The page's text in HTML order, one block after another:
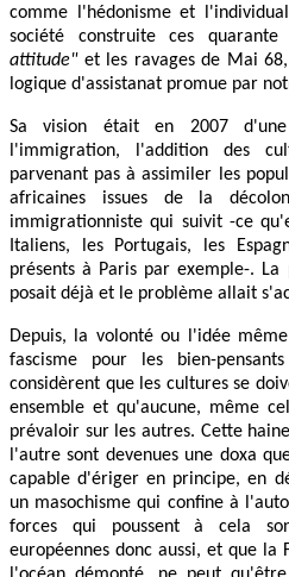
comme l'hédonisme et
société construite ces
attitude"et les ravages de Mai
logique d'assistanat promue par
Sa vision était en 2007 d'une
l'immigration, l'addition des
parvenant pas à assimiler les
africaines issues de la
immigrationniste qui suivit -ce
Italiens, les Portugais, les
présents à Paris par exemple-.
posait déjà et le problème allait
Depuis, la volonté ou l'idée
fascisme pour les bien-
considèrent que les cultures se
ensemble et qu'aucune, même
prévaloir sur les autres. Cette
l'autre sont devenues une doxa
capable d'ériger en principe, en
un masochisme qui confine à
forces qui poussent à cela
européennes donc aussi, et que la